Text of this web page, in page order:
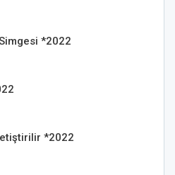
*2022
*2022